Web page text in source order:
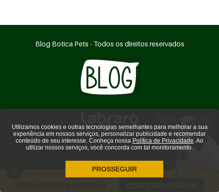
Blog Botica Pets - Todos os direitos reservados
agência de marketing digital
Utilizamos cookies e outras tecnologias semelhantes para melhorar a sua
experiência em nossos serviços, personalizar publicidade e recomendar
conteúdo de seu interesse. Conheça nossa Política de Privacidade. Ao
utilizar nossos serviços, você concorda com tal monitoramento.
PROSSEGUIR